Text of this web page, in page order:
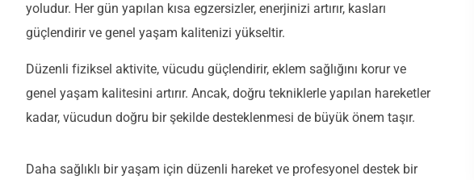
yoludur. Her gün yapılan kısa egzersizler, enerjinizi artırır, kasları
güçlendirir ve genel yaşam kalitenizi yükseltir.
Düzenli fiziksel aktivite, vücudu güçlendirir, eklem sağlığını korur ve
genel yaşam kalitesini artırır. Ancak, doğru tekniklerle yapılan hareketler
kadar, vücudun doğru bir şekilde desteklenmesi de büyük önem taşır.
Daha sağlıklı bir yaşam için düzenli hareket ve profesyonel destek bir